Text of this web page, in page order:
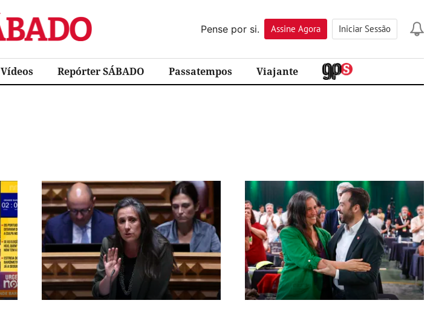
Pense por si.
Assine Agora Iniciar Sessão
Vídeos Repórter SÁBADO Passatempos Viajante